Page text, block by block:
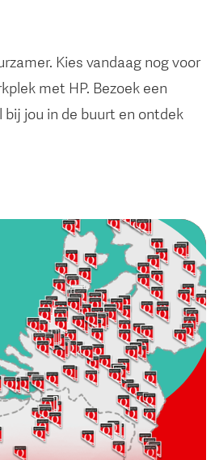
Kies vandaag nog voor
met HP. Bezoek een
jou in de buurt en ontdek